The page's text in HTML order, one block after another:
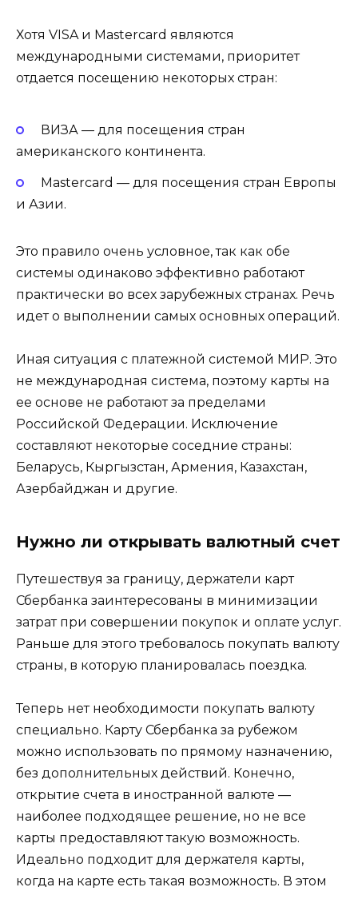
Хотя VISA и Mastercard являются
международными системами, приоритет
отдается посещению некоторых стран:
ВИЗА — для посещения стран
американского континента.
Mastercard — для посещения стран Европы
и Азии.
Это правило очень условное, так как обе
системы одинаково эффективно работают
практически во всех зарубежных странах. Речь
идет о выполнении самых основных операций.
Иная ситуация с платежной системой МИР. Это
не международная система, поэтому карты на
ее основе не работают за пределами
Российской Федерации. Исключение
составляют некоторые соседние страны:
Беларусь, Кыргызстан, Армения, Казахстан,
Азербайджан и другие.
Нужно ли открывать валютный счет
Путешествуя за границу, держатели карт
Сбербанка заинтересованы в минимизации
затрат при совершении покупок и оплате услуг.
Раньше для этого требовалось покупать валюту
страны, в которую планировалась поездка.
Теперь нет необходимости покупать валюту
специально. Карту Сбербанка за рубежом
можно использовать по прямому назначению,
без дополнительных действий. Конечно,
открытие счета в иностранной валюте —
наиболее подходящее решение, но не все
карты предоставляют такую ​​возможность.
Идеально подходит для держателя карты,
когда на карте есть такая возможность. В этом